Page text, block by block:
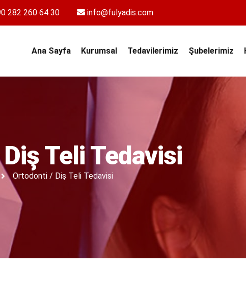
282 260 64 30 info@fulyadis.com
Ana Sayfa Kurumsal Tedavilerimiz Şubelerimiz
Teli Tedavisi
Ortodonti / Diş Teli Tedavisi